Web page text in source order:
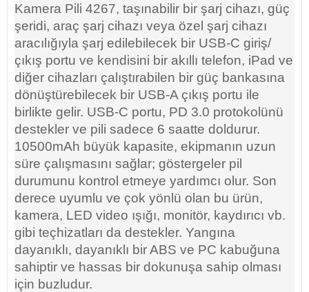
Kamera Pili 4267, taşınabilir bir şarj cihazı, güç
şeridi, araç şarj cihazı veya özel şarj cihazı
aracılığıyla şarj edilebilecek bir USB-C giriş/
çıkış portu ve kendisini bir akıllı telefon, iPad ve
diğer cihazları çalıştırabilen bir güç bankasına
dönüştürebilecek bir USB-A çıkış portu ile
birlikte gelir. USB-C portu, PD 3.0 protokolünü
destekler ve pili sadece 6 saatte doldurur.
10500mAh büyük kapasite, ekipmanın uzun
süre çalışmasını sağlar; göstergeler pil
durumunu kontrol etmeye yardımcı olur. Son
derece uyumlu ve çok yönlü olan bu ürün,
kamera, LED video ışığı, monitör, kaydırıcı vb.
gibi teçhizatları da destekler. Yangına
dayanıklı, dayanıklı bir ABS ve PC kabuğuna
sahiptir ve hassas bir dokunuşa sahip olması
için buzludur.